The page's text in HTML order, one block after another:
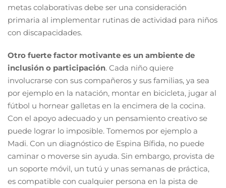
metas colaborativas debe ser una consideración
primaria al implementar rutinas de actividad para niños
con discapacidades.
Otro fuerte factor motivante es un ambiente de
inclusión o participación. Cada niño quiere
involucrarse con sus compañeros y sus familias, ya sea
por ejemplo en la natación, montar en bicicleta, jugar al
fútbol u hornear galletas en la encimera de la cocina.
Con el apoyo adecuado y un pensamiento creativo se
puede lograr lo imposible. Tomemos por ejemplo a
Madi. Con un diagnóstico de Espina Bífida, no puede
caminar o moverse sin ayuda. Sin embargo, provista de
un soporte móvil, un tutú y unas semanas de práctica,
es compatible con cualquier persona en la pista de